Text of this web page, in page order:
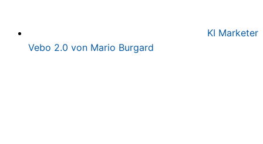
KI Marketer
Vebo 2.0 von Mario Burgard